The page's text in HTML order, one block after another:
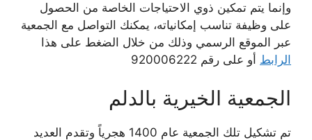
وإنما يتم تمكين ذوي الاحتياجات الخاصة من الحصول
على وظيفة تناسب إمكانياته، يمكنك التواصل مع الجمعية
عبر الموقع الرسمي وذلك من خلال الضغط على هذا
الرابط أو على رقم 920006222
الجمعية الخيرية بالدلم
تم تشكيل تلك الجمعية عام 1400 هجرياً وتقدم العديد